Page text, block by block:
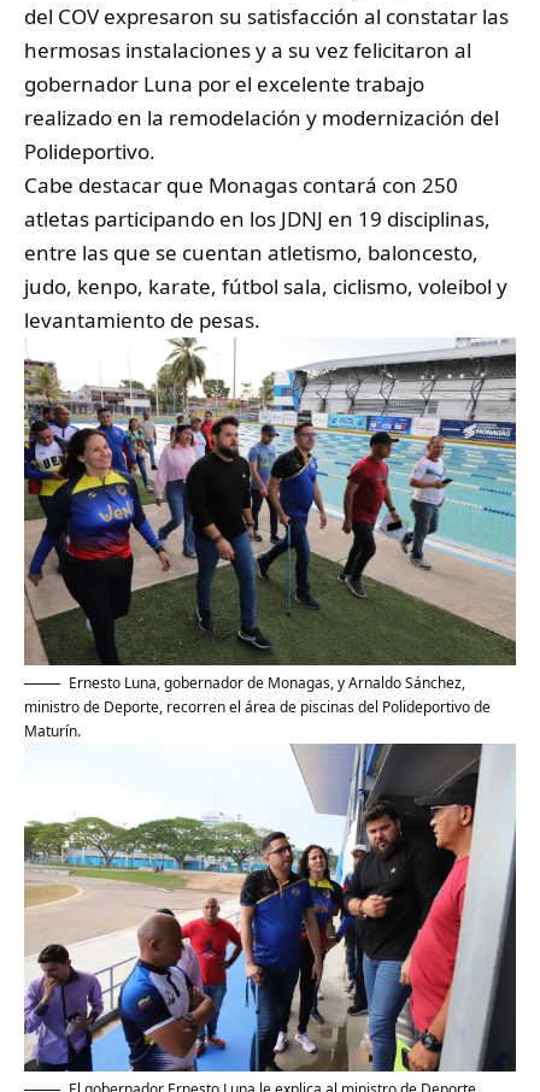
del COV expresaron su satisfacción al constatar las
hermosas instalaciones y a su vez felicitaron al
gobernador Luna por el excelente trabajo
realizado en la remodelación y modernización del
Polideportivo.
Cabe destacar que Monagas contará con 250
atletas participando en los JDNJ en 19 disciplinas,
entre las que se cuentan atletismo, baloncesto,
judo, kenpo, karate, fútbol sala, ciclismo, voleibol y
levantamiento de pesas.
Ernesto Luna, gobernador de Monagas, y Arnaldo Sánchez,
ministro de Deporte, recorren el área de piscinas del Polideportivo de
Maturín.